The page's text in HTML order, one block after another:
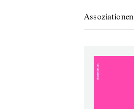
Assoziationen